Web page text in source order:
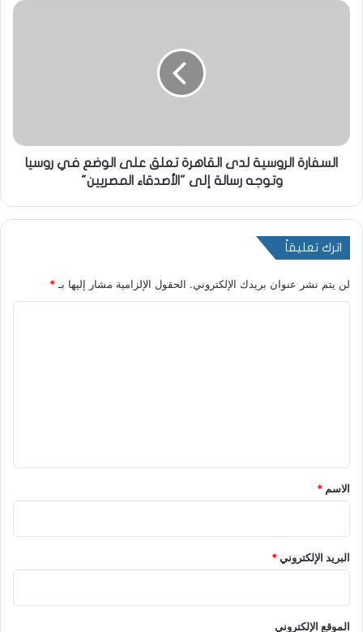
السفارة الروسية لدى القاهرة تعلق على الوضع في روسيا
وتوجه رسالة إلى "الأصدقاء المصريين"
اترك تعليقاً
لن يتم نشر عنوان بريدك الإلكتروني. الحقول الإلزامية مشار إليها بـ*
*
الاسم *
البريد الإلكتروني*
الموقع الإلكتروني